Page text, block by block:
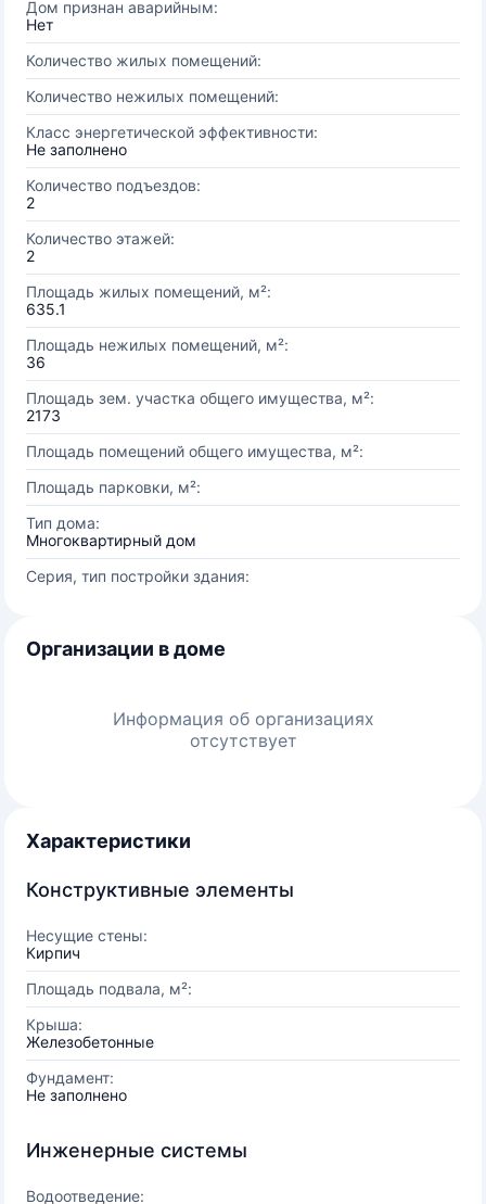
Дом признан аварийным:
Нет
Количество жилых помещений:
Количество нежилых помещений:
Класс энергетической эффективности:
Не заполнено
Количество подъездов:
2
Количество этажей:
2
Площадь жилых помещений, м²:
635.1
Площадь нежилых помещений, м²:
36
Площадь зем. участка общего имущества, м²:
2173
Площадь помещений общего имущества, м²:
Площадь парковки, м²:
Тип дома:
Многоквартирный дом
Серия, тип постройки здания:
Организации в доме
Информация об организациях
отсутствует
Характеристики
Конструктивные элементы
Несущие стены:
Кирпич
Площадь подвала, м²:
Крыша:
Железобетонные
Фундамент:
Не заполнено
Инженерные системы
Водоотведение: